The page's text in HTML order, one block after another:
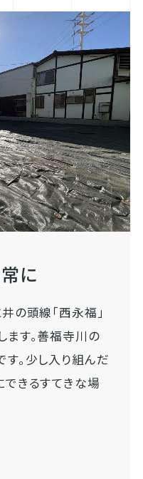
に
の頭線「西永福」
ます。善福寺川の
。少し入り組んだ
できるすてきな場